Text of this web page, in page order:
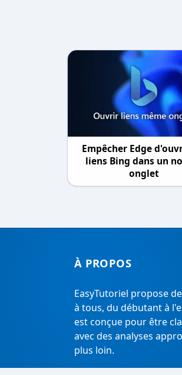
Empêcher Edge
liens Bing dans un
onglet
À PROPOS
EasyTutoriel propose
à tous, du débutant à
est conçue pour être
avec des analyses
plus loin.